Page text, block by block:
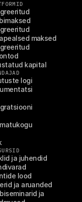
maksed
kapital
logi
ja juhendid
lood
ja aruanded
ja